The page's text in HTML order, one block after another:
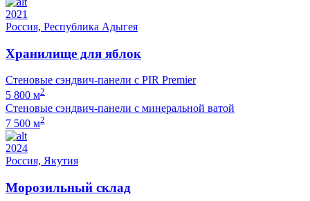
2021
Россия, Республика Адыгея
Хранилище для яблок
Стеновые сэндвич-панели с PIR Premier
5 800 м2
Стеновые сэндвич-панели с минеральной ватой
7 500 м2
2024
Россия, Якутия
Морозильный склад